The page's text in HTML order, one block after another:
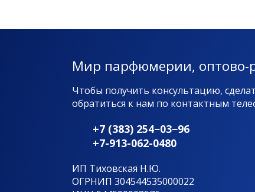
Мир парфюмерии, оптово-
Чтобы получить консультацию,
обратиться к нам по контактным
+7 (383) 254−03−96
+7-913-062-0480
ИП Тиховская Н.Ю.
ОГРНИП 304544535000022